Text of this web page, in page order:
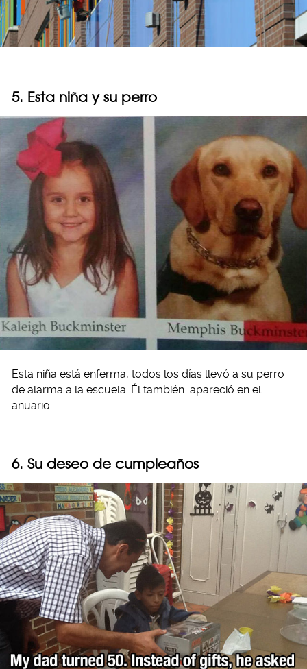
5. Esta niña y su perro
Esta niña está enferma, todos los días llevó a su perro
de alarma a la escuela. Él también apareció en el
anuario.
6. Su deseo de cumpleaños